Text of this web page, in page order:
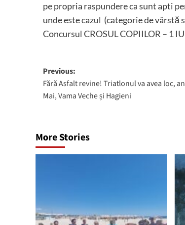
pe propria raspundere ca sunt apti
unde este cazul (categorie de vârstă
Concursul CROSUL COPIILOR – 1
Post
navigation
Previous:
Fără Asfalt revine! Triatlonul va avea loc,
Mai, Vama Veche și Hagieni
More Stories